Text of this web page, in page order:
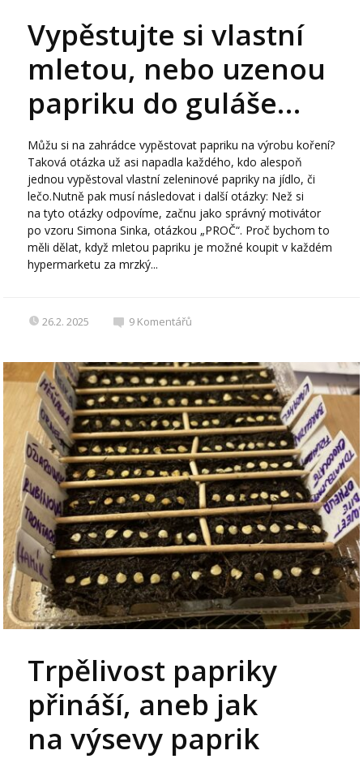
Vypěstujte si vlastní
mletou, nebo uzenou
papriku do guláše…
Můžu si na zahrádce vypěstovat papriku na výrobu koření?
Taková otázka už asi napadla každého, kdo alespoň
jednou vypěstoval vlastní zeleninové papriky na jídlo, či
lečo.Nutně pak musí následovat i další otázky: Než si
na tyto otázky odpovíme, začnu jako správný motivátor
po vzoru Simona Sinka, otázkou „PROČ“. Proč bychom to
měli dělat, když mletou papriku je možné koupit v každém
hypermarketu za mrzký...
26.2. 2025 9 Komentářů
Trpělivost papriky
přináší, aneb jak
na výsevy paprik